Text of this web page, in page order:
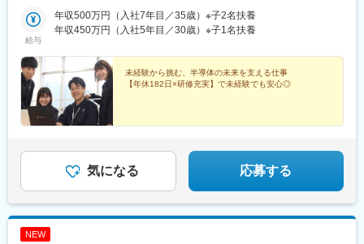
の転居に伴う荷物発送費用・移動交通費用の補助）
給与
年収500万円（入社7年目／35歳）※子2名扶養
年収450万円（入社5年目／30歳）※子1名扶養
未経験から挑む、半導体の未来を支える仕事
【年休182日×研修充実】で未経験でも安心◎
気になる 応募する
NEW